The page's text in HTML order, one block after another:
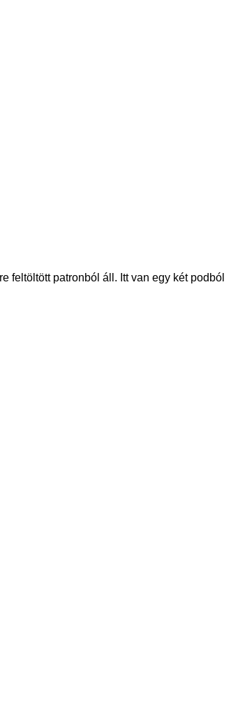
feltöltött patronból áll. Itt van egy két podból